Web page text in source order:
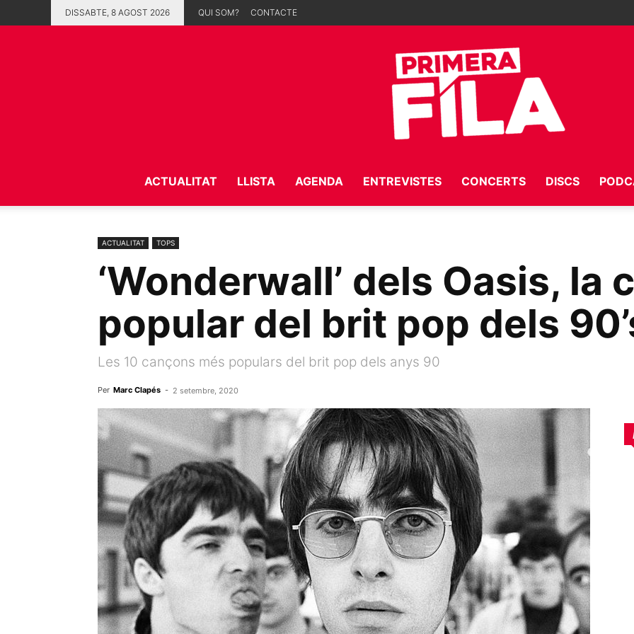
DISSABTE, 8 AGOST 2026 QUI SOM? CONTACTE
Fila
ACTUALITAT LLISTA AGENDA ENTREVISTES CONCERTS DISCS
ACTUALITAT TOPS
‘Wonderwall’ dels Oasis, la
popular del brit pop dels
Les 10 cançons més populars del brit pop dels anys 90
Per Marc Clapés - 2 setembre, 2020